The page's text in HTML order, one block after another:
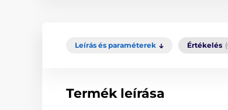
Leírás és paraméterek Értékelés
Termék leírása